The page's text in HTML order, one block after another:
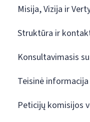
Misija, Vizija ir
Struktūra ir
Konsultavimasis
Teisinė informacija
Peticijų komisijos